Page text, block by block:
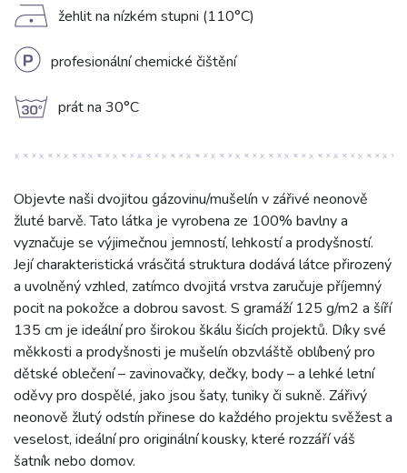
D žehlit na nízkém stupni (110°C)
L profesionální chemické čištění
g prát na 30°C
Objevte naši dvojitou gázovinu/mušelín v zářivé neonově
žluté barvě. Tato látka je vyrobena ze 100% bavlny a
vyznačuje se výjimečnou jemností, lehkostí a prodyšností.
Její charakteristická vrásčitá struktura dodává látce přirozený
a uvolněný vzhled, zatímco dvojitá vrstva zaručuje příjemný
pocit na pokožce a dobrou savost. S gramáží 125 g/m2 a šíří
135 cm je ideální pro širokou škálu šicích projektů. Díky své
měkkosti a prodyšnosti je mušelín obzvláště oblíbený pro
dětské oblečení – zavinovačky, dečky, body – a lehké letní
oděvy pro dospělé, jako jsou šaty, tuniky či sukně. Zářivý
neonově žlutý odstín přinese do každého projektu svěžest a
veselost, ideální pro originální kousky, které rozzáří váš
šatník nebo domov.